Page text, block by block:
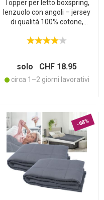
Topper per letto boxspring,
lenzuolo con angoli – jersey
di qualità 100% cotone,
Standard 100,
lavabile a 60 °C
solo CHF 18.95
circa 1–2 giorni lavorativi
-68%